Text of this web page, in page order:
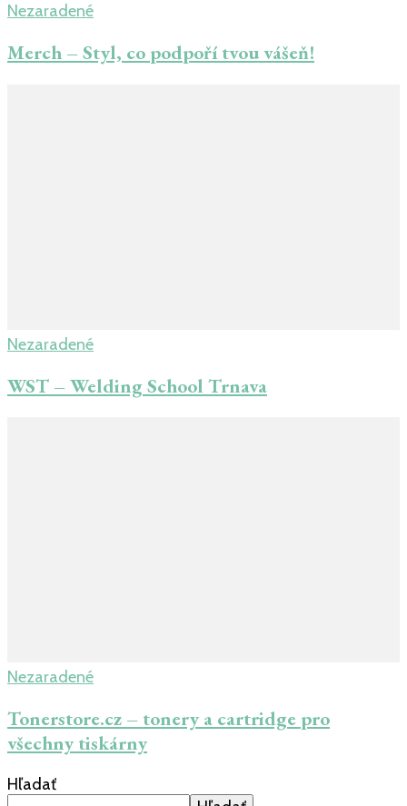
Nezaradené
Merch – Styl, co podpoří tvou vášeň!
Nezaradené
WST – Welding School Trnava
Nezaradené
Tonerstore.cz – tonery a cartridge pro
všechny tiskárny
Hľadať